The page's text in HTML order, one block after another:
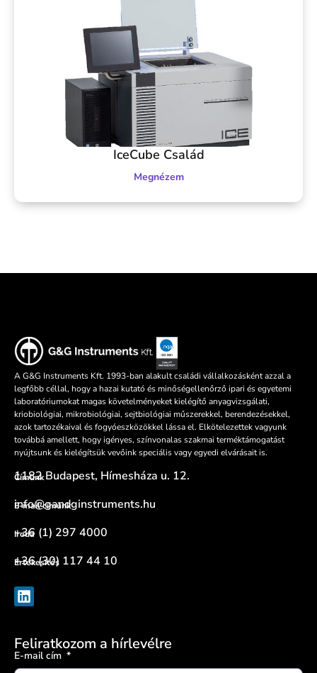
IceCube Család
Megnézem
A G&G Instruments Kft. 1993-ban alakult családi vállalkozásként azzal a
legfőbb céllal, hogy a hazai kutató és minőségellenőrző ipari és egyetemi
laboratóriumokat magas követelményeket kielégítő anyagvizsgálati,
kriobiológiai, mikrobiológiai, sejtbiológiai műszerekkel, berendezésekkel,
azok tartozékaival és fogyóeszközökkel lássa el. Elkötelezettek vagyunk
továbbá amellett, hogy igényes, színvonalas szakmai terméktámogatást
nyújtsunk és kielégítsük vevőink speciális vagy egyedi elvárásait is.
Címünk
1182 Budapest, Hímesháza u. 12.
E-mail címünk
info@gandginstruments.hu
Iroda
+36 (1) 297 4000
Értékesítés
+36 (30) 117 44 10
Feliratkozom a hírlevélre
E-mail cím